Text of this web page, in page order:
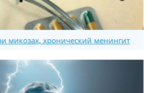
микозах, хронический менингит